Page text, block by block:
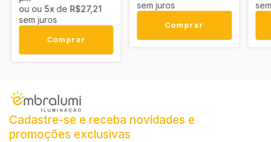
5x de R$27,21
sem juros
Comprar
sem juros
Comprar
Cadastre-se e receba novidades e
promoções exclusivas